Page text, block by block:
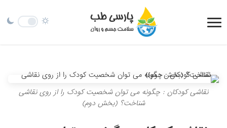
نقاشی کودکان : چگونه می توان شخصیت کودک را از روی نقاشی
شناخت؟ (بخش دوم)